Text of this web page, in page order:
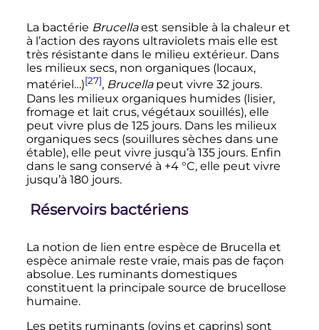
La bactérie Brucellaest sensible à la chaleur et
à l’action des rayons ultraviolets mais elle est
très résistante dans le milieu extérieur. Dans
les milieux secs, non organiques (locaux,
matériel…)[27], Brucellapeut vivre 32 jours.
Dans les milieux organiques humides (lisier,
fromage et lait crus, végétaux souillés), elle
peut vivre plus de 125 jours. Dans les milieux
organiques secs (souillures sèches dans une
étable), elle peut vivre jusqu’à 135 jours. Enfin
dans le sang conservé à +4 °C, elle peut vivre
jusqu’à 180 jours.
Réservoirs bactériens
La notion de lien entre espèce de Brucella et
espèce animale reste vraie, mais pas de façon
absolue. Les ruminants domestiques
constituent la principale source de brucellose
humaine.
Les petits ruminants (ovins et caprins) sont